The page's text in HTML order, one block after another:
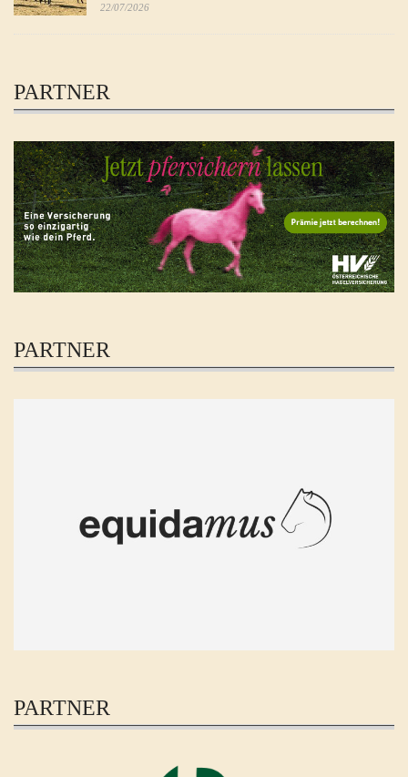
22/07/2026
PARTNER
PARTNER
PARTNER